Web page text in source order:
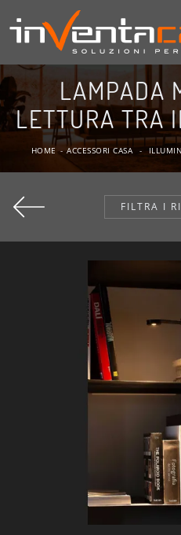
LAMPADA
LETTURA TRA
HOME - ACCESSORI CASA -
FILTRA I